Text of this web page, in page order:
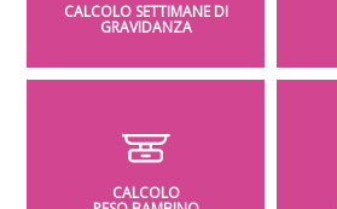
CALCOLO SETTIMANE DI
GRAVIDANZA
CALCOLO